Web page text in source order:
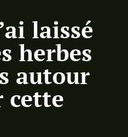
laissé
herbes
autour
cette